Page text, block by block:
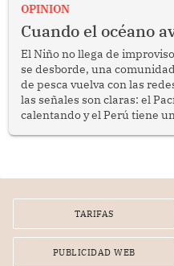
OPINION
Cuando el océano
El Niño no llega de
se desborde, una
de pesca vuelva con las
las señales son claras: el
calentando y el Perú tiene
TARIFAS
PUBLICIDAD WEB